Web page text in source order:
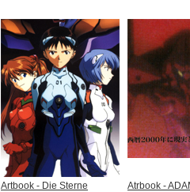
Artbook - Die Sterne Atrbook -